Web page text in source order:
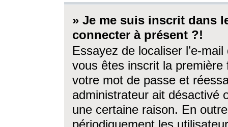
» Je me suis inscrit dans
connecter à présent ?!
Essayez de localiser l’e-
vous êtes inscrit la première
votre mot de passe et
administrateur ait désactivé
une certaine raison. En